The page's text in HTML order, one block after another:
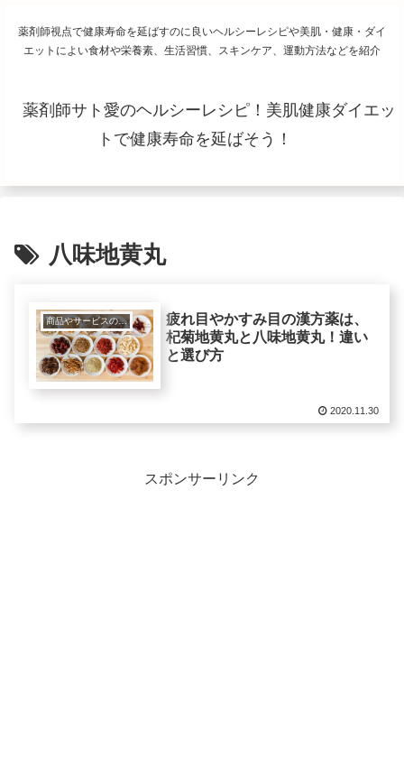
薬剤師視点で健康寿命を延ばすのに良いヘルシーレシピや美肌・健康・ダイ
エットによい食材や栄養素、生活習慣、スキンケア、運動方法などを紹介
薬剤師サト愛のヘルシーレシピ！美肌健康ダイエッ
トで健康寿命を延ばそう！
八味地黄丸
商品やサービスの紹介レビュー
疲れ目やかすみ目の漢方薬は、
杞菊地黄丸と八味地黄丸！違い
と選び方
2020.11.30
スポンサーリンク